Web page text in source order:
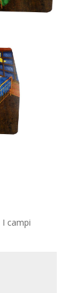
I campi